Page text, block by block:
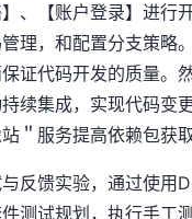
、【账户登录】进行
理，和配置分支策略
证代码开发的质量。
续集成，实现代码变
＂服务提高依赖包获
反馈实验，通过使用
测试规划，执行手工